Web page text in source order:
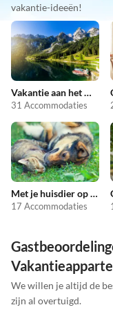
vakantie-ideeën!
Vakantie aan het meer
31 Accommodaties
Met je huisdier op vakantie
17 Accommodaties
We willen je altijd de
zijn al overtuigd.